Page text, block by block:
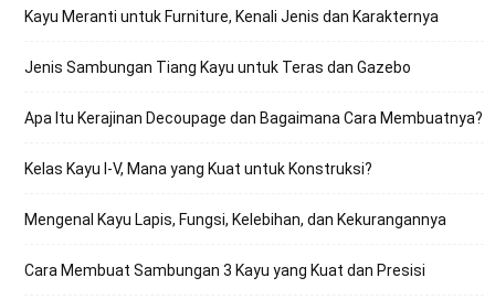
Kayu Meranti untuk Furniture, Kenali Jenis dan Karakternya
Jenis Sambungan Tiang Kayu untuk Teras dan Gazebo
Apa Itu Kerajinan Decoupage dan Bagaimana Cara Membuatnya?
Kelas Kayu I-V, Mana yang Kuat untuk Konstruksi?
Mengenal Kayu Lapis, Fungsi, Kelebihan, dan Kekurangannya
Cara Membuat Sambungan 3 Kayu yang Kuat dan Presisi